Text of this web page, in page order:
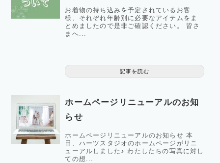
お着物の持ち込みを予定されているお客
様、それぞれ年齢別に必要なアイテムをま
とめましたので是非ご確認ください。 皆さ
まへ...
記事を読む
ホームページリニューアルのお知
らせ
ホームページリニューアルのお知らせ 本
日、ハーツスタジオのホームページがリニ
ューアルしました♪ わたしたちの写真に対し
ての想...